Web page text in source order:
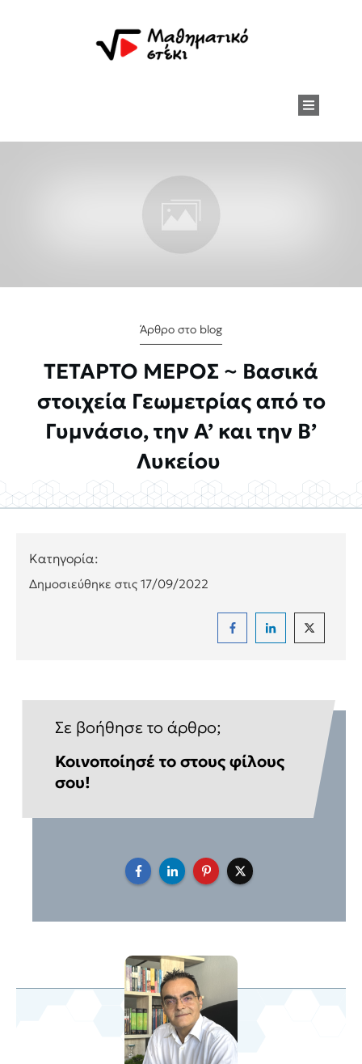
Άρθρο στο blog
ΤΕΤΑΡΤΟ ΜΕΡΟΣ ~ Βασικά
στοιχεία Γεωμετρίας από το
Γυμνάσιο, την Α’ και την Β’
Λυκείου
Κατηγορία:
Δημοσιεύθηκε στις 17/09/2022
Σε βοήθησε το άρθρο;
Κοινοποίησέ το στους φίλους
σου!